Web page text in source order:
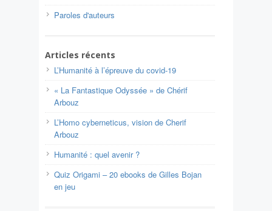
Paroles d'auteurs
Articles récents
L’Humanité à l’épreuve du covid-19
« La Fantastique Odyssée » de Chérif
Arbouz
L’Homo cyberneticus, vision de Cherif
Arbouz
Humanité : quel avenir ?
Quiz Origami – 20 ebooks de Gilles Bojan
en jeu